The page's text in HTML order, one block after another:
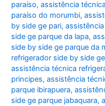
paraíso,assistência
paraíso do morumbi,
by side ge pari,
side ge parque da lapa,
side by side ge parque da
refrigerador side by side
assistência técnica
principes,assistência
parque ibirapuera,
side ge parque jabaquara,